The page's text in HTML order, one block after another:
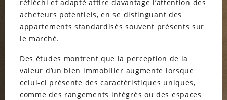
réfléchi et adapté attire davantage l’attention des
acheteurs potentiels, en se distinguant des
appartements standardisés souvent présents sur
le marché.
Des études montrent que la perception de la
valeur d’un bien immobilier augmente lorsque
celui-ci présente des caractéristiques uniques,
comme des rangements intégrés ou des espaces